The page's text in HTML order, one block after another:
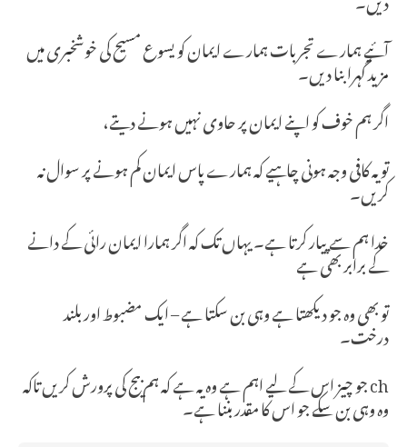
آئیے ہمارے تجربات ہمارے ایمان کو یسوع مسیح کی خوشخبری میں
مزید گہرا بنا دیں۔
اگر ہم خوف کو اپنے ایمان پر حاوی نہیں ہونے دیتے،
تو یہ کافی وجہ ہونی چاہیے کہ ہمارے پاس ایمان کم ہونے پر سوال نہ
کریں۔
خدا ہم سے پیار کرتا ہے۔ یہاں تک کہ اگر ہمارا ایمان رائی کے دانے
کے برابر بھی ہے
تو بھی وہ جو دیکھتا ہے وہی بن سکتا ہے – ایک مضبوط اور بلند
درخت۔
ch جو چیز اس کے لیے اہم ہے وہ یہ ہے کہ ہم بیج کی پرورش کریں تاکہ
وہ وہی بن سکے جو اس کا مقدر بننا ہے۔